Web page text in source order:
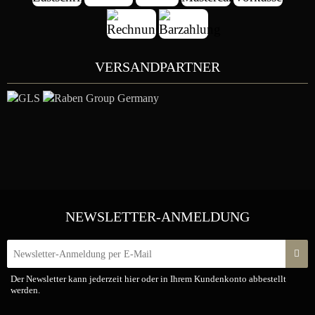
VERSANDPARTNER
NEWSLETTER-ANMELDUNG
Der Newsletter kann jederzeit hier oder in Ihrem Kundenkonto abbestellt
werden.